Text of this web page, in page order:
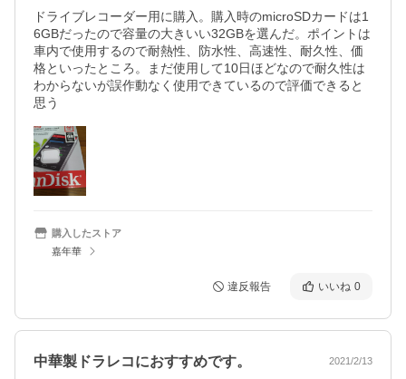
ドライブレコーダー用に購入。購入時のmicroSDカードは1
6GBだったので容量の大きいい32GBを選んだ。ポイントは
車内で使用するので耐熱性、防水性、高速性、耐久性、価
格といったところ。まだ使用して10日ほどなので耐久性は
わからないが誤作動なく使用できているので評価できると
思う
購入したストア
嘉年華
違反報告 いいね 0
中華製ドラレコにおすすめです。 2021/2/13